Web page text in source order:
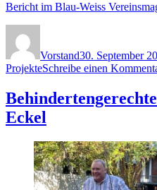
Bericht im Blau-Weiss
Vorstand30. September
ProjekteSchreibe einen
Eckel